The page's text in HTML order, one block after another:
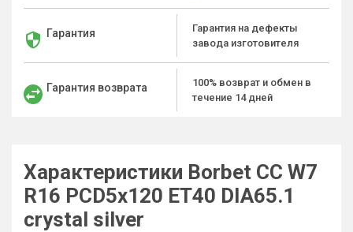
Гарантия
Гарантия на дефекты
завода изготовителя
Гарантия возврата
100% возврат и обмен в
течение 14 дней
Характеристики Borbet CC W7
R16 PCD5x120 ET40 DIA65.1
crystal silver